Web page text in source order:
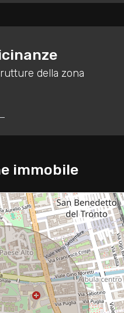
della zona
immobile